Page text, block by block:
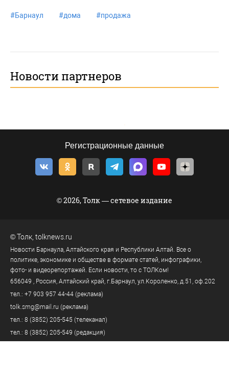
#Барнаул #дома #продажа
Новости партнеров
Регистрационные данные
© 2026, Толк — сетевое издание
©Толк tolknews.ru
Новости Барнаула, Алтайского края и Республики Алтай. Все о
политике, экономике и обществе в формате статей, инфографики,
фото- и видеорепортажей. Если новости, то с ТОЛКом!
656049
, Россия, Алтайский край, г. Барнаул ул.Короленко, д.51, оф.202
тел.: +7 903 957 44-44 (реклама)
tolk.smg@mail.ru (реклама)
тел.: 8 (3852) 205-545 (телеканал)
тел.: 8 (3852) 205-549 (редакция)